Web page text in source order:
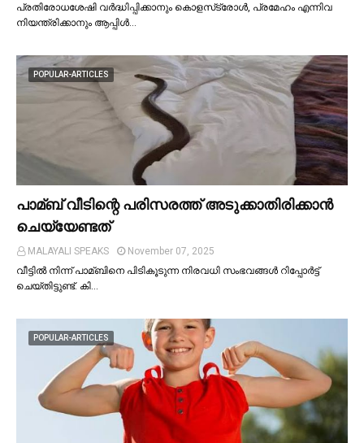
പ്രതിരോധശേഷി വർദ്ധിപ്പിക്കാനും കൊളസ്‌ട്രോള്‍, പ്രമേഹം എന്നിവ
നിയന്ത്രിക്കാനും ആപ്പിള്‍…
POPULAR-ARTICLES
പാമ്ബ് വീടിന്റെ പരിസരത്ത് അടുക്കാതിരിക്കാൻ
ചെയ്യേണ്ടത്
MALAYALI SPEAKS
November 07, 2025
വീട്ടില്‍ നിന്ന് പാമ്ബിനെ പിടികൂടുന്ന നിരവധി സംഭവങ്ങള്‍ റിപ്പോർട്ട്
ചെയ്തിട്ടുണ്ട്. കി…
POPULAR-ARTICLES